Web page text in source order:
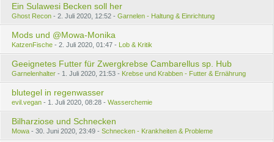
Ein Sulawesi Becken soll her
Ghost Recon 2. Juli 2020, 12:52 Garnelen - Haltung & Einrichtung
Mods und @Mowa-Monika
KatzenFische 2. Juli 2020, 01:47 Lob & Kritik
Geeignetes Futter für Zwergkrebse Cambarellus sp. Hub
Garnelenhalter 1. Juli 2020, 21:53 Krebse und Krabben - Futter & Ernährung
blutegel in regenwasser
evil.vegan 1. Juli 2020, 08:28 Wasserchemie
Bilharziose und Schnecken
Mowa 30. Juni 2020, 23:49 Schnecken - Krankheiten & Probleme